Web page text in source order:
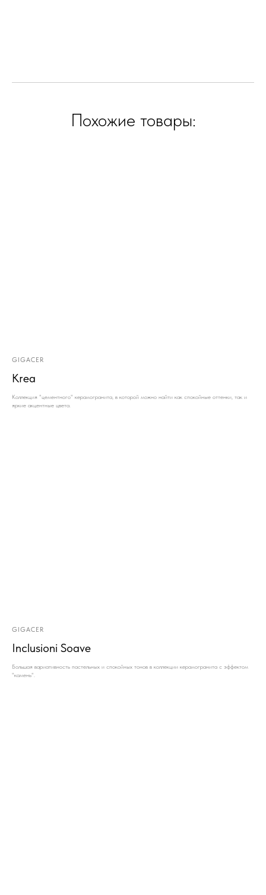
Похожие товары:
GIGACER
Krea
Коллекция "цементного" керамогранита, в которой можно найти как спокойные оттенки, так и
яркие акцентные цвета.
GIGACER
Inclusioni Soave
Большая вариативность пастельных и спокойных тонов в коллекции керамогранита с эффектом
"камень".